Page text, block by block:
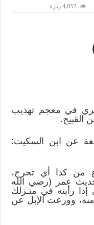
4,057 زيارة
في معجم تهذيب
القبيح.
عن ابن السكيت:
من كذا أي تحرج،
عمر (رضي الله
رأيته في منـزلك
وورعت الإبل عن